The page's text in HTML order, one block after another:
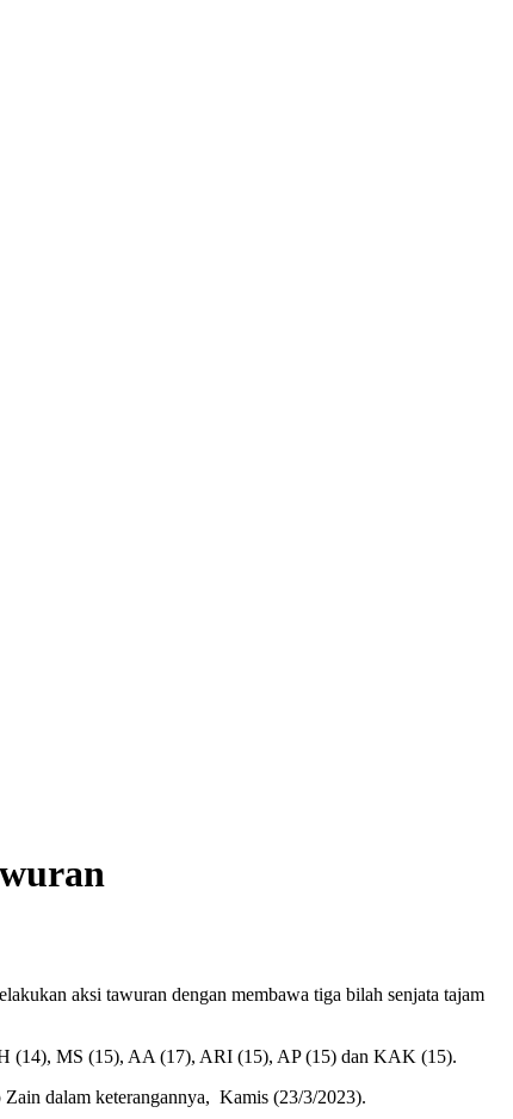
aksi tawuran dengan membawa tiga bilah senjata tajam
(14), MS (15), AA (17), ARI (15), AP (15) dan KAK (15).
Zain dalam keterangannya, Kamis (23/3/2023).